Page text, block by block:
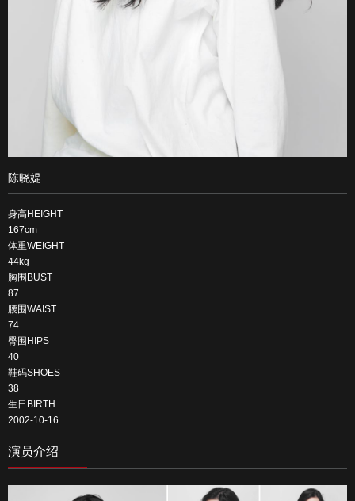
陈晓媞
身高HEIGHT
167cm
体重WEIGHT
44kg
胸围BUST
87
腰围WAIST
74
臀围HIPS
40
鞋码SHOES
38
生日BIRTH
2002-10-16
演员介绍